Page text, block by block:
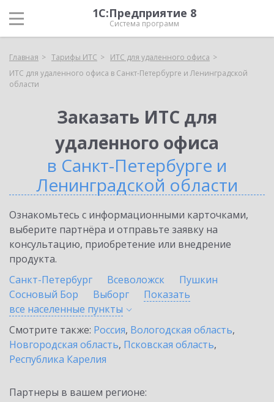
1С:Предприятие 8
Система программ
Главная Тарифы ИТС
ИТС для удаленного офиса
ИТС для удаленного офиса в Санкт-Петербурге и Ленинградской
области
Заказать ИТС для
удаленного офиса
в Санкт-Петербурге и
Ленинградской области
Ознакомьтесь с информационными карточками,
выберите партнёра и отправьте заявку на
консультацию, приобретение или внедрение
продукта.
Санкт-Петербург
Всеволожск
Пушкин
Сосновый Бор
Выборг
Показать
все населенные пункты
Смотрите также: Россия, Вологодская область,
Новгородская область, Псковская область,
Республика Карелия
Партнеры в вашем регионе: